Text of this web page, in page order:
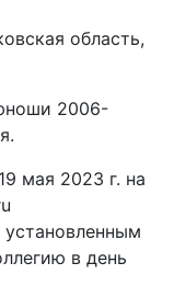
область,
2006-
мая 2023 г. на
в день